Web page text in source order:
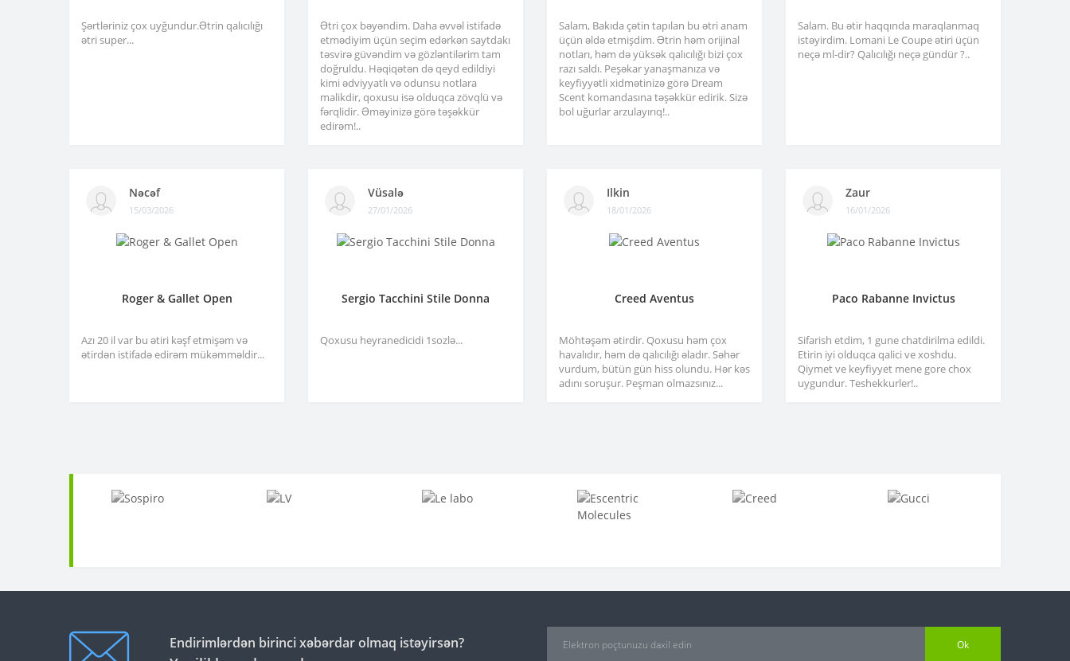
Şərtləriniz çox uyğundur.Ətrin qalıcılığı
ətri super...
Ətri çox bəyəndim. Daha əvvəl istifadə
etmədiyim üçün seçim edərkən saytdakı
təsvirə güvəndim və gözləntilərim tam
doğruldu. Həqiqətən də qeyd edildiyi
kimi ədviyyatlı və odunsu notlara
malikdir, qoxusu isə olduqca zövqlü və
fərqlidir. Əməyinizə görə təşəkkür
edirəm!..
Salam, Bakıda çətin tapılan bu ətri anam
üçün əldə etmişdim. Ətrin həm orijinal
notları, həm də yüksək qalıcılığı bizi çox
razı saldı. Peşəkar yanaşmanıza və
keyfiyyətli xidmətinizə görə Dream
Scent komandasına təşəkkür edirik. Sizə
bol uğurlar arzulayırıq!..
Salam. Bu ətir haqqında maraqlanmaq
istəyirdim. Lomani Le Coupe ətiri üçün
neçə ml-dir? Qalıcılığı neçə gündür ?..
Nəcəf
15/03/2026
Roger & Gallet Open
Azı 20 il var bu ətiri kəşf etmişəm və
ətirdən istifadə edirəm mükəmməldir...
Vüsalə
27/01/2026
Sergio Tacchini Stile Donna
Qoxusu heyranedicidi 1sozlə...
Ilkin
18/01/2026
Creed Aventus
Möhtəşəm ətirdir. Qoxusu həm çox
havalıdır, həm də qalıcılığı əladır. Səhər
vurdum, bütün gün hiss olundu. Hər kəs
adını soruşur. Peşman olmazsınız...
Zaur
16/01/2026
Paco Rabanne Invictus
Sifarish etdim, 1 gune chatdirilma edildi.
Etirin iyi olduqca qalici ve xoshdu.
Qiymet ve keyfiyyet mene gore chox
uygundur. Teshekkurler!..
Endirimlərdən birinci xəbərdar olmaq istəyirsən? Ok